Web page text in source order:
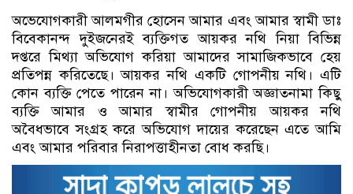
অভেযোগকারী আলমগীর হোসেন আমার এবং আমার স্বামী ডাঃ
বিবেকানন্দ দুইজনেরই ব্যক্তিগত আয়কর নথি নিয়া বিভিন্ন
দপ্তরে মিথ্যা অভিযোগ করিয়া আমাদের সামাজিকভাবে হেয়
প্রতিপন্ন করিতেছে। আয়কর নথি একটি গোপনীয় নথি। এটি
কোন ব্যক্তি পেতে পারেন না। অভিযোগকারী অজ্ঞাতনামা কিছু
ব্যক্তি আমার ও আমার স্বামীর গোপনীয় আয়কর নথি
অবৈধভাবে সংগ্রহ করে অভিযোগ দায়ের করেছেন এতে আমি
এবং আমার পরিবার নিরাপত্তাহীনতা বোধ করছি।